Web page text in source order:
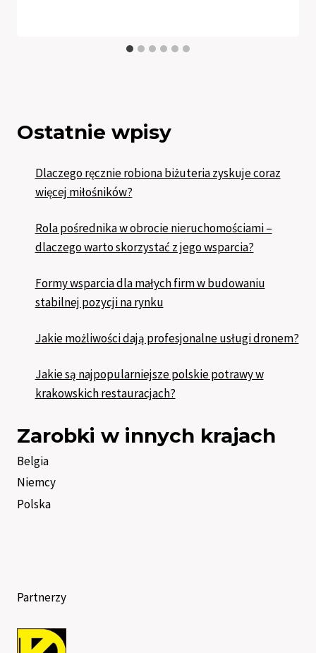
Ostatnie wpisy
Dlaczego ręcznie robiona biżuteria zyskuje coraz
więcej miłośników?
Rola pośrednika w obrocie nieruchomościami –
dlaczego warto skorzystać z jego wsparcia?
Formy wsparcia dla małych firm w budowaniu
stabilnej pozycji na rynku
Jakie możliwości dają profesjonalne usługi dronem?
Jakie są najpopularniejsze polskie potrawy w
krakowskich restauracjach?
Zarobki w innych krajach
Belgia
Niemcy
Polska
Partnerzy